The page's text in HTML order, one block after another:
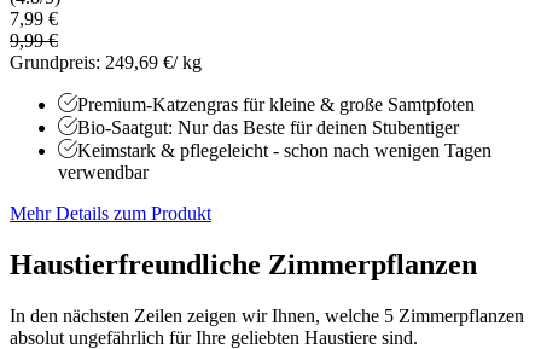
7,99 €
9,99 €
Grundpreis: 249,69 €/ kg
Premium-Katzengras für kleine & große Samtpfoten
Bio-Saatgut: Nur das Beste für deinen Stubentiger
Keimstark & pflegeleicht - schon nach wenigen Tagen
verwendbar
Mehr Details zum Produkt
Haustierfreundliche Zimmerpflanzen
In den nächsten Zeilen zeigen wir Ihnen, welche 5 Zimmerpflanzen
absolut ungefährlich für Ihre geliebten Haustiere sind.